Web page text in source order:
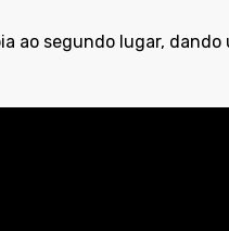
ao segundo lugar,